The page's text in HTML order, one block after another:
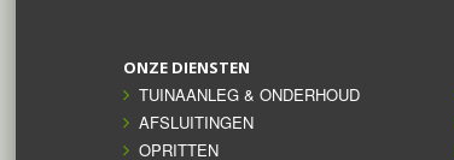
ONZE DIENSTEN
TUINAANLEG & ONDERHOUD
AFSLUITINGEN
OPRITTEN